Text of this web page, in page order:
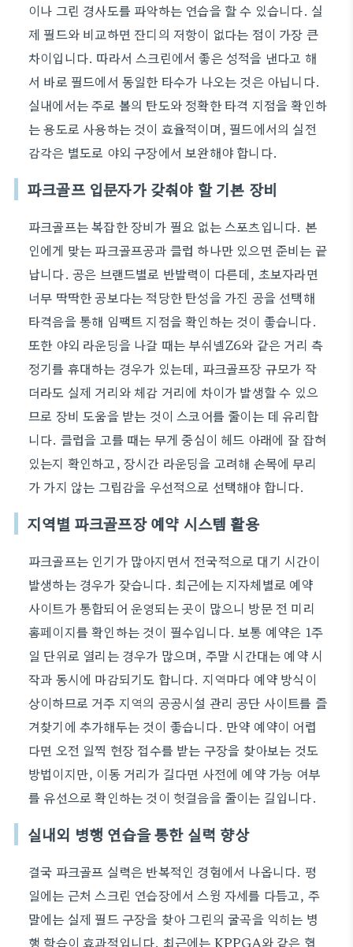
이나 그린 경사도를 파악하는 연습을 할 수 있습니다. 실
제 필드와 비교하면 잔디의 저항이 없다는 점이 가장 큰
차이입니다. 따라서 스크린에서 좋은 성적을 낸다고 해
서 바로 필드에서 동일한 타수가 나오는 것은 아닙니다.
실내에서는 주로 볼의 탄도와 정확한 타격 지점을 확인하
는 용도로 사용하는 것이 효율적이며, 필드에서의 실전
감각은 별도로 야외 구장에서 보완해야 합니다.
파크골프 입문자가 갖춰야 할 기본 장비
파크골프는 복잡한 장비가 필요 없는 스포츠입니다. 본
인에게 맞는 파크골프공과 클럽 하나만 있으면 준비는 끝
납니다. 공은 브랜드별로 반발력이 다른데, 초보자라면
너무 딱딱한 공보다는 적당한 탄성을 가진 공을 선택해
타격음을 통해 임팩트 지점을 확인하는 것이 좋습니다.
또한 야외 라운딩을 나갈 때는 부쉬넬Z6와 같은 거리 측
정기를 휴대하는 경우가 있는데, 파크골프장 규모가 작
더라도 실제 거리와 체감 거리에 차이가 발생할 수 있으
므로 장비 도움을 받는 것이 스코어를 줄이는 데 유리합
니다. 클럽을 고를 때는 무게 중심이 헤드 아래에 잘 잡혀
있는지 확인하고, 장시간 라운딩을 고려해 손목에 무리
가 가지 않는 그립감을 우선적으로 선택해야 합니다.
지역별 파크골프장 예약 시스템 활용
파크골프는 인기가 많아지면서 전국적으로 대기 시간이
발생하는 경우가 잦습니다. 최근에는 지자체별로 예약
사이트가 통합되어 운영되는 곳이 많으니 방문 전 미리
홈페이지를 확인하는 것이 필수입니다. 보통 예약은 1주
일 단위로 열리는 경우가 많으며, 주말 시간대는 예약 시
작과 동시에 마감되기도 합니다. 지역마다 예약 방식이
상이하므로 거주 지역의 공공시설 관리 공단 사이트를 즐
겨찾기에 추가해두는 것이 좋습니다. 만약 예약이 어렵
다면 오전 일찍 현장 접수를 받는 구장을 찾아보는 것도
방법이지만, 이동 거리가 길다면 사전에 예약 가능 여부
를 유선으로 확인하는 것이 헛걸음을 줄이는 길입니다.
실내외 병행 연습을 통한 실력 향상
결국 파크골프 실력은 반복적인 경험에서 나옵니다. 평
일에는 근처 스크린 연습장에서 스윙 자세를 다듬고, 주
말에는 실제 필드 구장을 찾아 그린의 굴곡을 익히는 병
행 학습이 효과적입니다. 최근에는 KPPGA와 같은 협